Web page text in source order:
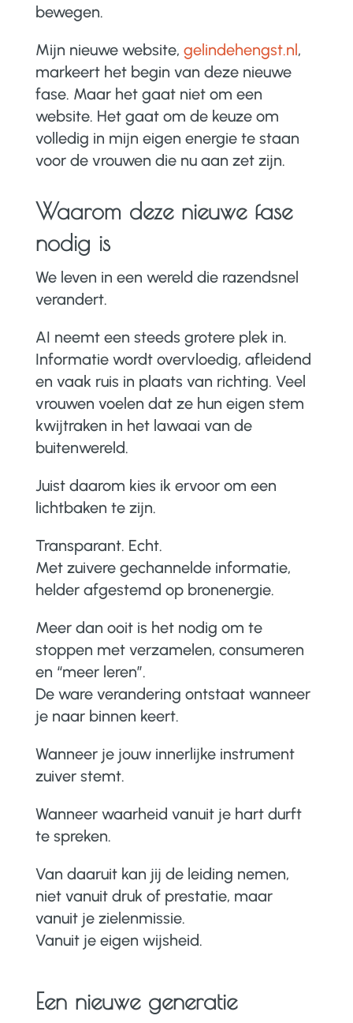
bewegen.
Mijn nieuwe website, gelindehengst.nl,
markeert het begin van deze nieuwe
fase. Maar het gaat niet om een
website. Het gaat om de keuze om
volledig in mijn eigen energie te staan
voor de vrouwen die nu aan zet zijn.
Waarom deze nieuwe fase
nodig is
We leven in een wereld die razendsnel
verandert.
AI neemt een steeds grotere plek in.
Informatie wordt overvloedig, afleidend
en vaak ruis in plaats van richting. Veel
vrouwen voelen dat ze hun eigen stem
kwijtraken in het lawaai van de
buitenwereld.
Juist daarom kies ik ervoor om een
lichtbaken te zijn.
Transparant. Echt.
Met zuivere gechannelde informatie,
helder afgestemd op bronenergie.
Meer dan ooit is het nodig om te
stoppen met verzamelen, consumeren
en “meer leren”.
De ware verandering ontstaat wanneer
je naar binnen keert.
Wanneer je jouw innerlijke instrument
zuiver stemt.
Wanneer waarheid vanuit je hart durft
te spreken.
Van daaruit kan jij de leiding nemen,
niet vanuit druk of prestatie, maar
vanuit je zielenmissie.
Vanuit je eigen wijsheid.
Een nieuwe generatie